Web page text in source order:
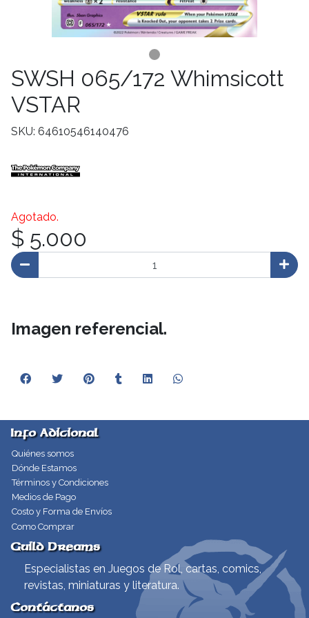
SWSH 065/172 Whimsicott
VSTAR
SKU: 64610546140476
Agotado.
$ 5.000
Imagen referencial.
Info Adicional
Quiénes somos
Dónde Estamos
Términos y Condiciones
Medios de Pago
Costo y Forma de Envíos
Como Comprar
Guild Dreams
Especialistas en Juegos de Rol, cartas, comics,
revistas, miniaturas y literatura.
Contáctanos